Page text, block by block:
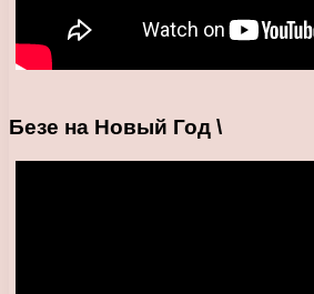
Безе на Новый Год \